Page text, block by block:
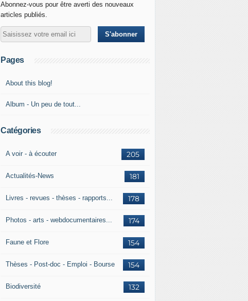
Abonnez-vous pour être averti des nouveaux
articles publiés.
Pages
About this blog!
Album - Un peu de tout...
Catégories
205
A voir - à écouter
181
Actualités-News
178
Livres - revues - thèses - rapports...
174
Photos - arts - webdocumentaires...
154
Faune et Flore
154
Thèses - Post-doc - Emploi - Bourse
132
Biodiversité